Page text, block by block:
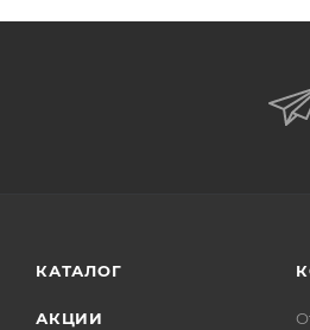
КАТАЛОГ
АКЦИИ